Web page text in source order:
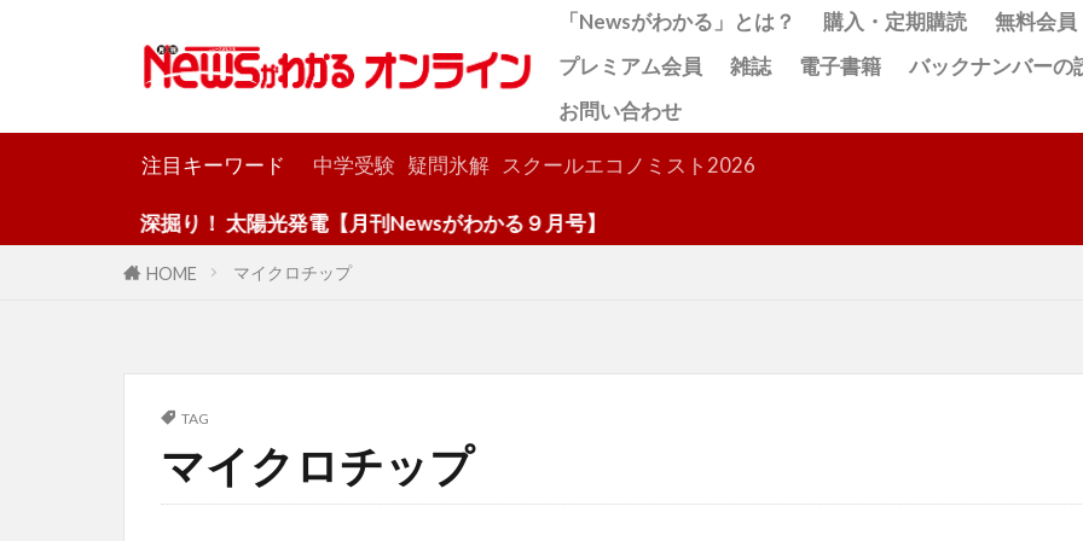
「Newsがわかる」とは？ 購入・定期購読
無料会員
プレミアム会員
雑誌 電子書籍
バックナンバーの
お問い合わせ
注目キーワード 中学受験 疑問氷解 スクールエコノミスト2026
深掘り！ 太陽光発電【月刊Newsがわかる９月号】
HOME マイクロチップ
TAG
マイクロチップ
検索